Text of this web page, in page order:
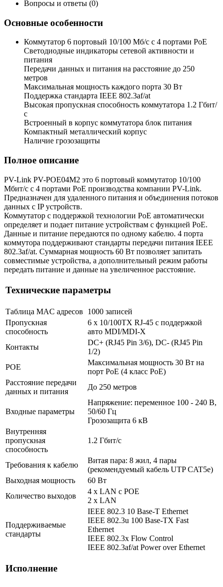
Вопросы и ответы (0)
Основные особенности
Коммутатор 6 портовый 10/100 Мб/с с 4 портами РоЕ
Светодиодные индикаторы сетевой активности и
питания
Передачи данных и питания на расстояние до 250
метров
Максимальная мощность каждого порта 30 Вт
Поддержка стандарта IEEE 802.3af/at
Высокая пропускная способность коммутатора 1.2 Гбит/
с
Встроенный в корпус коммутатора блок питания
Компактный металлический корпус
Наличие грозозащиты
Полное описание
PV-Link PV-PОЕ04M2 это 6 портовый коммутатор 10/100
Мбит/с с 4 портами PoE производства компании PV-Link.
Предназначен для удаленного питания и объединения потоков
данных с IP устройств.
Коммутатор с поддержкой технологии PoE автоматически
определяет и подает питание устройствам с функцией РоЕ.
Данные и питание передаются по одному кабелю. 4 порта
коммутора поддерживают стандарты передачи питания IEEE
802.3af/at. Суммарная мощность 60 Вт позволяет запитать
совместимые устройства, а дополнительный режим работы
передать питание и данные на увеличенное расстояние.
Технические параметры
Таблица MAC адресов
1000 записей
Пропускная
способность
6 x 10/100TX RJ-45 с поддержкой
авто MDI/MDI-X
Контакты
DC+ (RJ45 Pin 3/6), DC- (RJ45 Pin
1/2)
POE
Максимальная мощность 30 Вт на
порт PoE (4 класс PoE)
Расстояние передачи
данных и питания
До 250 метров
Входные параметры
Напряжение: переменное 100 - 240 В,
50/60 Гц
Грозозащита 6 кВ
Внутренняя
пропускная
способность
1.2 Гбит/с
Требования к кабелю
Витая пара: 8 жил, 4 пары
(рекомендуемый кабель UTP CAT5e)
Выходная мощность
60 Вт
Количество выходов
4 х LAN с POE
2 x LAN
Поддерживаемые
стандарты
IEEE 802.3 10 Base-T Ethernet
IEEE 802.3u 100 Base-TX Fast
Ethernet
IEEE 802.3x Flow Control
IEEE 802.3af/at Power over Ethernet
Исполнение